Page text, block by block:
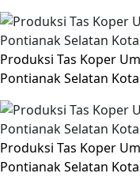
Produksi Tas Koper
Pontianak Selatan
Produksi Tas Koper
Pontianak Selatan